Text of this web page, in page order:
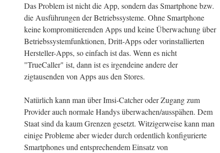
Das Problem ist nicht die App, sondern das Smartphone bzw.
die Ausführungen der Betriebssysteme. Ohne Smartphone
keine kompromitierenden Apps und keine Überwachung über
Betriebssystemfunktionen, Dritt-Apps oder vorinstallierten
Hersteller-Apps, so einfach ist das. Wenn es nicht
"TrueCaller" ist, dann ist es irgendeine andere der
zigtausenden von Apps aus den Stores.
Natürlich kann man über Imsi-Catcher oder Zugang zum
Provider auch normale Handys überwachen/ausspähen. Dem
Staat sind da kaum Grenzen gesetzt. Witzigerweise kann man
einige Probleme aber wieder durch ordentlich konfigurierte
Smartphones und entsprechendem Einsatz von